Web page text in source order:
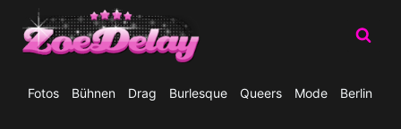
Inhalt
springen
Fotos Bühnen Drag Burlesque Queers Mode Berlin